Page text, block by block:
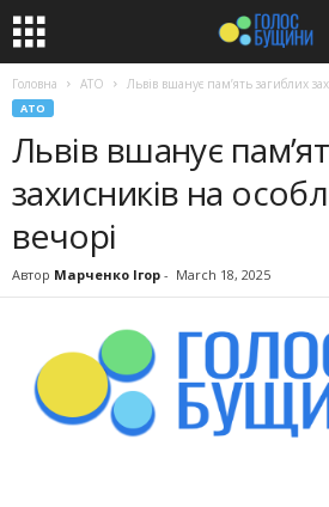
Головна АТО Львів вшанує пам’ять загиблих
АТО
Львів вшанує
захисників на
вечорі
Автор Марченко Ігор - March 18, 2025